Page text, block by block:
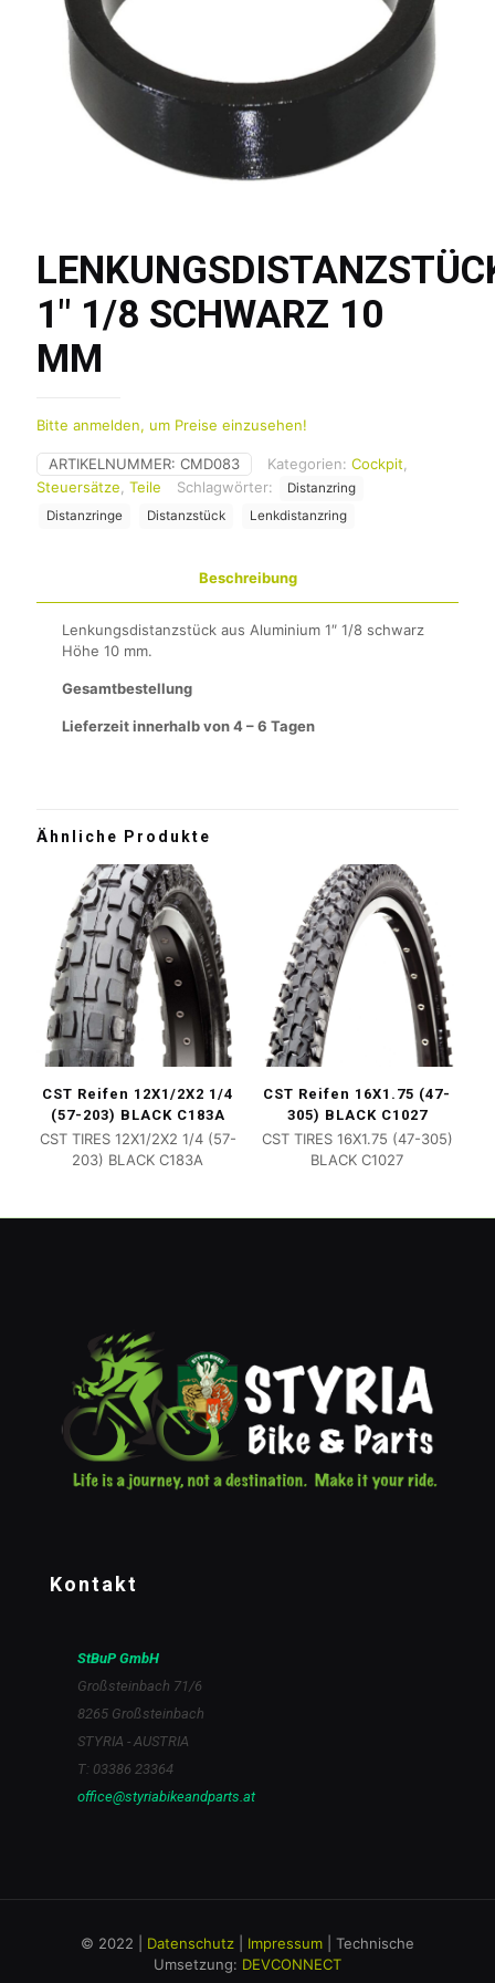
1″ 1/8 SCHWARZ 10
MM
Bitte anmelden, um Preise einzusehen!
ARTIKELNUMMER: CMD083 Kategorien: Cockpit
Steuersätze Teile Schlagwörter:
Distanzring
Distanzringe
Distanzstück Lenkdistanzring
Beschreibung
Lenkungsdistanzstück aus Aluminium 1″ 1/8 schwarz
Höhe 10 mm.
Gesamtbestellung
Lieferzeit innerhalb von 4 – 6 Tagen
Ähnliche Produkte
CST Reifen 12X1/2X2 1/4
(57-203) BLACK C183A
CST TIRES 12X1/2X2 1/4 (57-
203) BLACK C183A
CST Reifen 16X1.75 (47-
305) BLACK C1027
CST TIRES 16X1.75 (47-305)
BLACK C1027
Kontakt
StBuP GmbH
Großsteinbach 71/6
8265 Großsteinbach
STYRIA - AUSTRIA
T: 03386 23364
office@styriabikeandparts.at
© 2022 | Datenschutz Impressum | Technische
Umsetzung: DEVCONNECT